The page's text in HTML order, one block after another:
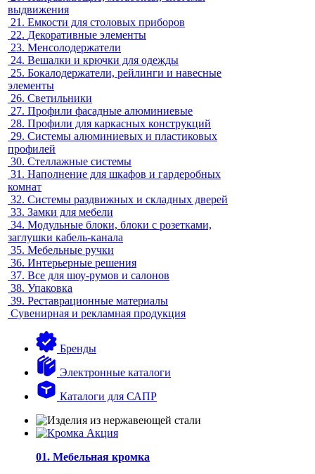
выдвижения
21. Емкости для столовых приборов
22. Декоративные элементы
23. Менсолодержатели
24. Вешалки и крючки для одежды
25. Бокалодержатели, рейлинги и навесные
элементы
26. Светильники
27. Профили фасадные алюминиевые
28. Профили для каркасных конструкций
29. Системы алюминиевых и пластиковых
профилей
30. Стеллажные системы
31. Наполнение для шкафов и гардеробных
комнат
32. Системы раздвижных и складных дверей
33. Замки для мебели
34. Модульные блоки, блоки с розетками,
заглушки кабель-канала
35. Мебельные ручки
36. Интерьерные решения
37. Все для шоу-румов и салонов
38. Упаковка
39. Реставрационные материалы
Сувенирная и рекламная продукция
Бренды
Электронные каталоги
Каталоги для САПР
01. Мебельная кромка